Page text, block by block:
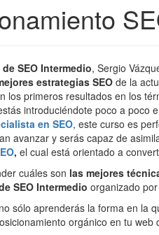
SEO Intermedio, Sergio
estrategias SEO de la
los primeros resultados en los
introduciéndote poco a poco
en SEO, este curso es
avanzar y serás capaz de
, el cual está orientado a
cuáles son las mejores
SEO Intermedio organizado
sólo aprenderás la forma en la
orgánico en tu